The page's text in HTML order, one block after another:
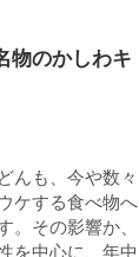
物のかしわキ
んも、今や数々
ケする食べ物へ
。その影響か、
を中心に、年中